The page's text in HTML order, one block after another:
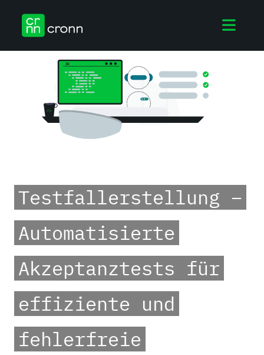
-
Testfallerstellung –
Automatisierte
Akzeptanztests für
effiziente und
fehlerfreie